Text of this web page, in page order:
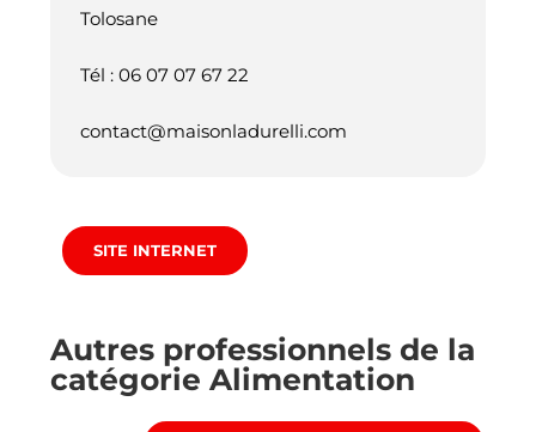
Tolosane
Tél : 06 07 07 67 22
contact@maisonladurelli.com
SITE INTERNET
Autres professionnels de la
catégorieAlimentation